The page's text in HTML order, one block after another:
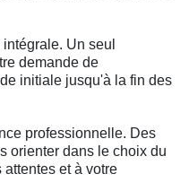
Un seul
demande de
initiale jusqu'à la fin des
professionnelle. Des
orienter dans le choix du
et à votre